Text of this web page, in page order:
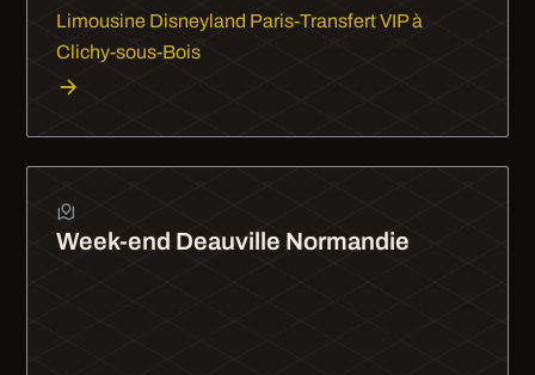
Limousine Disneyland Paris-Transfert VIP à
Clichy-sous-Bois
Week-end Deauville Normandie
passent vite. Plage, casino, planches : le chic